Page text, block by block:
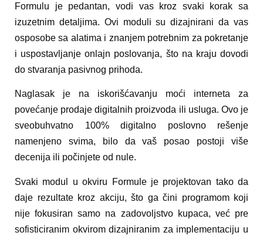
Formulu je pedantan, vodi vas kroz svaki korak sa
izuzetnim detaljima. Ovi moduli su dizajnirani da vas
osposobe sa alatima i znanjem potrebnim za pokretanje
i uspostavljanje onlajn poslovanja, što na kraju dovodi
do stvaranja pasivnog prihoda.
Naglasak je na iskorišćavanju moći interneta za
povećanje prodaje digitalnih proizvoda ili usluga. Ovo je
sveobuhvatno 100% digitalno poslovno rešenje
namenjeno svima, bilo da vaš posao postoji više
decenija ili počinjete od nule.
Svaki modul u okviru Formule je projektovan tako da
daje rezultate kroz akciju, što ga čini programom koji
nije fokusiran samo na zadovoljstvo kupaca, već pre
sofisticiranim okvirom dizajniranim za implementaciju u